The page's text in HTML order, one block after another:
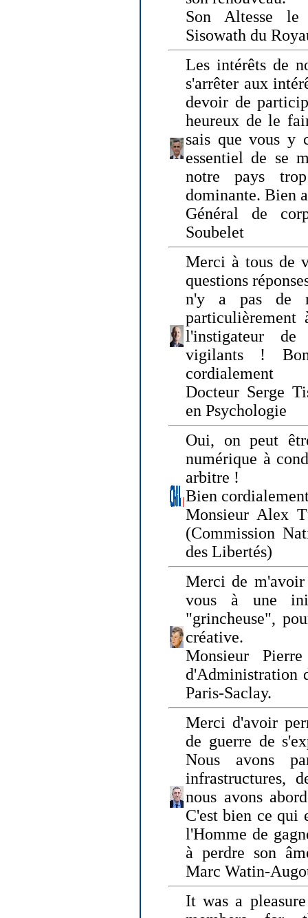
Son Altesse le
Sisowath du
Les intérêts de
s'arrêter aux
devoir de
heureux de le
sais que vous y
essentiel de se
notre pays
dominante. Bien
Général de
Soubelet
Merci à tous de
questions
n'y a pas de
l'instigateur de
vigilants !
cordialement
Docteur Serge
en Psychologie
Oui, on peut
numérique à
arbitre !
Bien
Monsieur Alex
(Commission
des Libertés)
Merci de
vous à une
"grincheuse",
créative.
Monsieur
d'Administration
Paris-Saclay.
Merci d'avoir
de guerre de
Nous avons
infrastructures,
nous avons
C'est bien ce qui
l'Homme de
à perdre son
Marc Watin-
It was a